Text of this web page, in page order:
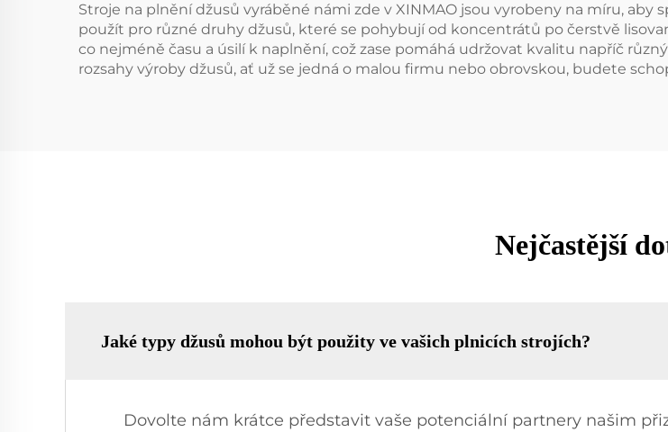
Stroje na plnění džusů vyráběné námi zde v XINMAO jsou vyrobeny na míru, aby
použít pro různé druhy džusů, které se pohybují od koncentrátů po čerstvě
co nejméně času a úsilí k naplnění, což zase pomáhá udržovat kvalitu napříč
rozsahy výroby džusů, ať už se jedná o malou firmu nebo obrovskou, budete
Nejčastější
Jaké typy džusů mohou být použity ve vašich plnicích strojích?
Dovolte nám krátce představit vaše potenciální partnery našim